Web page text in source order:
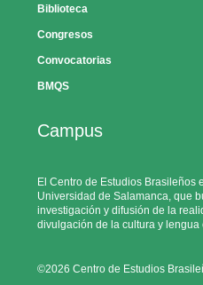
Biblioteca
Congresos
Convocatorias
BMQS
Campus
El Centro de Estudios Brasileños
Universidad de Salamanca, que
investigación y difusión de la
divulgación de la cultura y
©2026 Centro de Estudios